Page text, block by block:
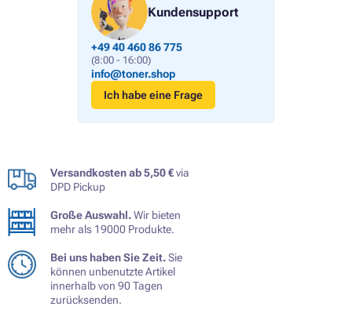
Kundensupport
+49 40 460 86 775
(8:00 - 16:00)
info@toner.shop
Ich habe eine Frage
Versandkosten ab 5,50 €via
DPD Pickup
Große Auswahl.Wir bieten
mehr als 19000 Produkte.
Bei uns haben Sie Zeit.Sie
können unbenutzte Artikel
innerhalb von 90 Tagen
zurücksenden.